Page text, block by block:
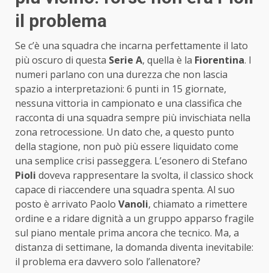
il problema
Se c’è una squadra che incarna perfettamente il lato
più oscuro di questa Serie A, quella è la Fiorentina. I
numeri parlano con una durezza che non lascia
spazio a interpretazioni: 6 punti in 15 giornate,
nessuna vittoria in campionato e una classifica che
racconta di una squadra sempre più invischiata nella
zona retrocessione. Un dato che, a questo punto
della stagione, non può più essere liquidato come
una semplice crisi passeggera. L’esonero di Stefano
Pioli doveva rappresentare la svolta, il classico shock
capace di riaccendere una squadra spenta. Al suo
posto è arrivato Paolo Vanoli, chiamato a rimettere
ordine e a ridare dignità a un gruppo apparso fragile
sul piano mentale prima ancora che tecnico. Ma, a
distanza di settimane, la domanda diventa inevitabile:
il problema era davvero solo l’allenatore?